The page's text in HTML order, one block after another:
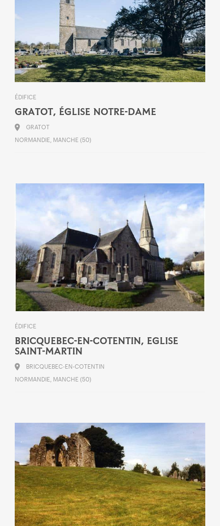
ÉDIFICE
GRATOT, ÉGLISE NOTRE-DAME
GRATOT
NORMANDIE, MANCHE (50)
ÉDIFICE
BRICQUEBEC-EN-COTENTIN, EGLISE
SAINT-MARTIN
BRICQUEBEC-EN-COTENTIN
NORMANDIE, MANCHE (50)